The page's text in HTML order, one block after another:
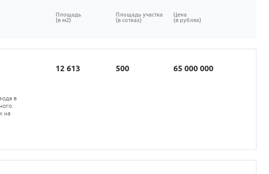
Площадь
(в м2)
Площадь участка
(в сотках)
Цена
(в рублях)
в
на
12 613 500 65 000 000